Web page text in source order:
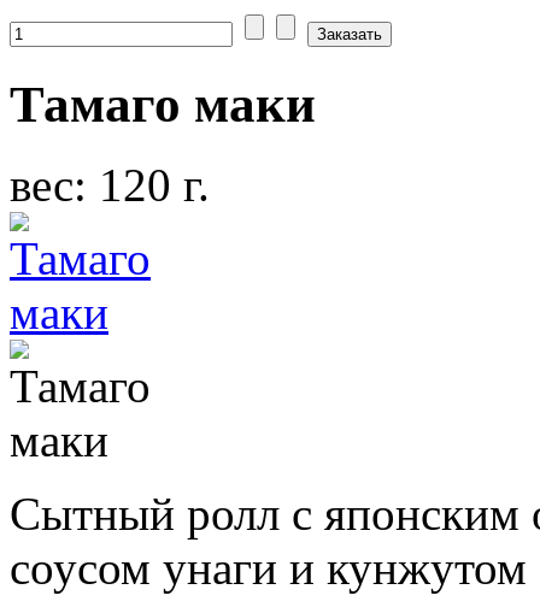
Тамаго маки
вес: 120 г.
Сытный ролл с японским
соусом унаги и кунжутом